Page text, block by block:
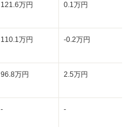
121.6万円 0.1万円
110.1万円 -0.2万円
96.8万円 2.5万円
- -